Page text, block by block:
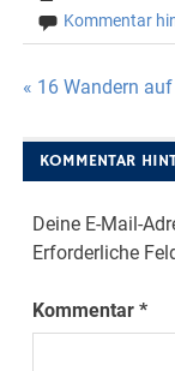
Kommentar
« 16 Wandern
KOMMENTAR
Deine E-Mail-
Erforderliche
Kommentar*